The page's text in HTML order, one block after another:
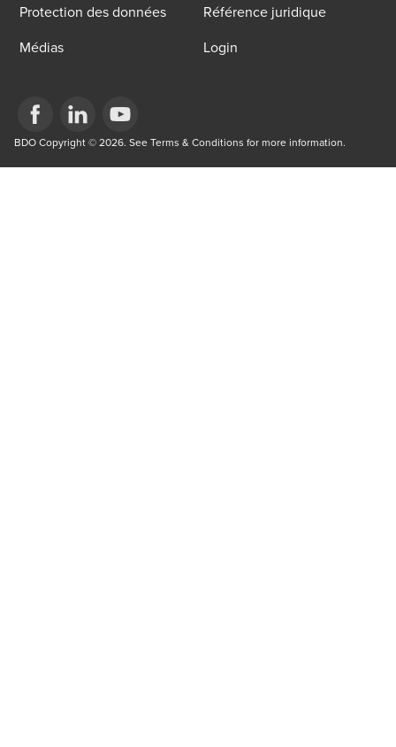
Protection des données
Référence juridique
Médias
Login
Opens in a new window/tab
Opens in a new window/tab
Opens in a new window/tab
BDO Copyright © 2026. See Terms & Conditions for more information.